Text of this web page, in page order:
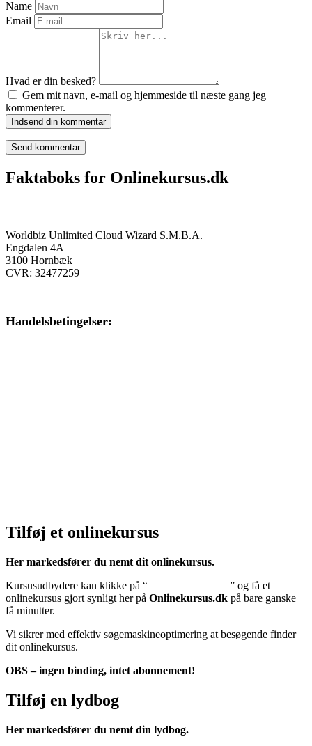
Name
Email
Hvad er din besked?
Gem mit navn, e-mail og hjemmeside til næste gang jeg
kommenterer.
Indsend din kommentar
Faktaboks for Onlinekursus.dk
Worldbiz Unlimited Cloud Wizard S.M.B.A.
Engdalen 4A
3100 Hornbæk
CVR: 32477259
Handelsbetingelser:
Tilføj et onlinekursus
Her markedsfører du nemt dit onlinekursus.
Kursusudbydere kan klikke på “
” og få et
onlinekursus gjort synligt her på Onlinekursus.dk på bare ganske
få minutter.
Vi sikrer med effektiv søgemaskineoptimering at besøgende finder
dit onlinekursus.
OBS – ingen binding, intet abonnement!
Tilføj en lydbog
Her markedsfører du nemt din lydbog.